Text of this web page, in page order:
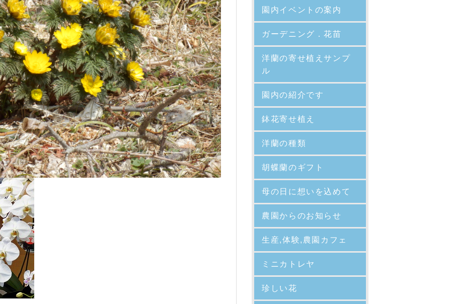
園内イベントの案内
ガーデニング．花苗
洋蘭の寄せ植えサンプ
ル
園内の紹介です
鉢花寄せ植え
洋蘭の種類
胡蝶蘭のギフト
母の日に想いを込めて
農園からのお知らせ
生産,体験,農園カフェ
ミニカトレヤ
珍しい花